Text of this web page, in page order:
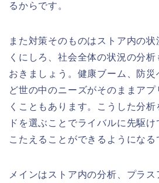
るからです。
また対策そのものはストア内の
くにしろ、社会全体の状況の分
おきましょう。健康ブーム、防
ど世の中のニーズがそのままア
くこともあります。こうした分
ドを選ぶことでライバルに先駆
こたえることができるようになる
メインはストア内の分析、プラ